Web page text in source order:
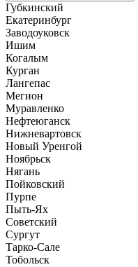
Губкинский
Екатеринбург
Заводоуковск
Ишим
Когалым
Курган
Лангепас
Мегион
Муравленко
Нефтеюганск
Нижневартовск
Новый Уренгой
Ноябрьск
Нягань
Пойковский
Пурпе
Пыть-Ях
Советский
Сургут
Тарко-Сале
Тобольск